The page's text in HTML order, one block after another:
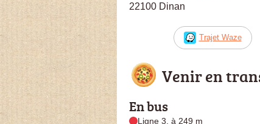
22100 Dinan
Trajet Waze
Venir en
En bus
Ligne 3, à 249 m